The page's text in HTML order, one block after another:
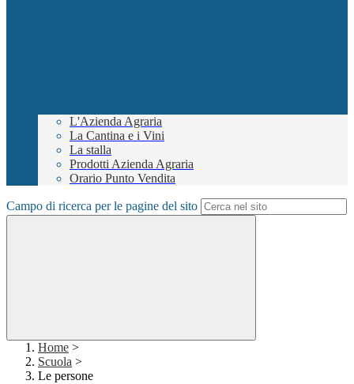
L'Azienda Agraria
La Cantina e i Vini
La stalla
Prodotti Azienda Agraria
Orario Punto Vendita
Campo di ricerca per le pagine del sito
Home >
Scuola >
Le persone